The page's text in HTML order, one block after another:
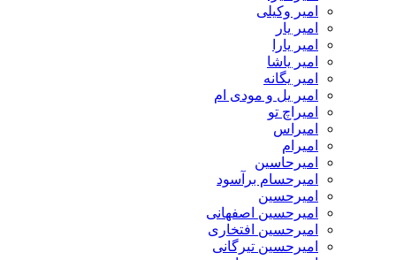
امیر وکیلی
امیر یار
امیر یارا
امیر یاشا
امیر یگانه
امیر یل و مودی ام
امیراچ تو
امیراس
امیرام
امیرحاسین
امیرحسام برآسود
امیرحسین
امیرحسین اصفهانی
امیرحسین افتخاری
امیرحسین تیرگانی